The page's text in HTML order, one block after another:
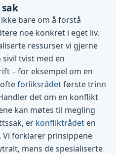
bare om å forstå
noe konkret i eget liv.
ressurser vi gjerne
tvist med en
– for eksempel om en
ofteforliksrådetførste trinn
det om en konflikt
kan møtes til megling
er konfliktrådet en
forklarer prinsippene
mens de spesialiserte